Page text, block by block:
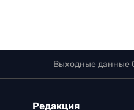
Выходные данные
Редакция